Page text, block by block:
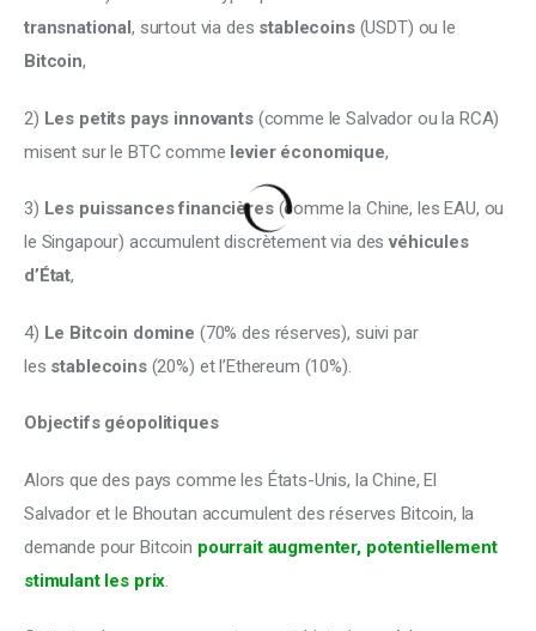
transnational, surtout via des stablecoins (USDT) ou le
Bitcoin,
2) Les petits pays innovants (comme le Salvador ou la RCA)
misent sur le BTC comme levier économique,
3) Les puissances financières (comme la Chine, les EAU, ou
le Singapour) accumulent discrètement via des véhicules
d’État,
4) Le Bitcoin domine (70% des réserves), suivi par
les stablecoins (20%) et l’Ethereum (10%).
Objectifs géopolitiques
Alors que des pays comme les États-Unis, la Chine, El
Salvador et le Bhoutan accumulent des réserves Bitcoin, la
demande pour Bitcoin pourrait augmenter, potentiellement
stimulant les prix.